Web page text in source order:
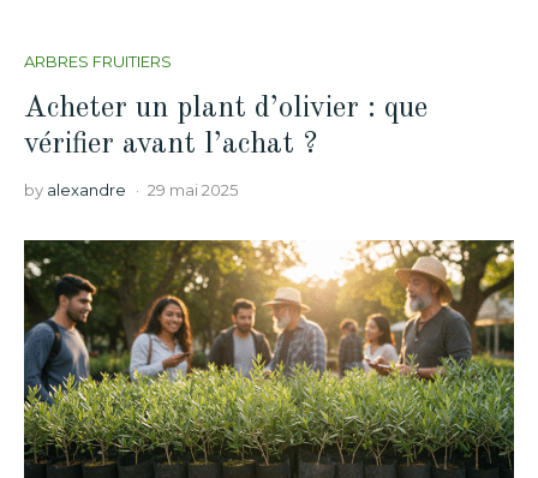
ARBRES FRUITIERS
Acheter un plant d’olivier : que
vérifier avant l’achat ?
by alexandre 29 mai 2025